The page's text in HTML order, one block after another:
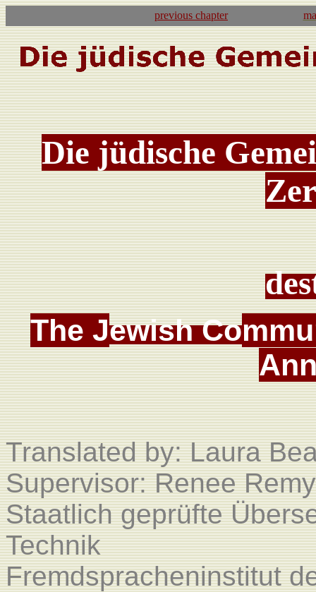
previous chapter
Die jüdische
The Jewish Co
Translated by:Laura
Supervisor: Renee
Staatlich geprüfte
Technik
Fremdspracheninstitut